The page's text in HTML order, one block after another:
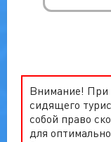
Внимание! При
сидящего
собой право
для